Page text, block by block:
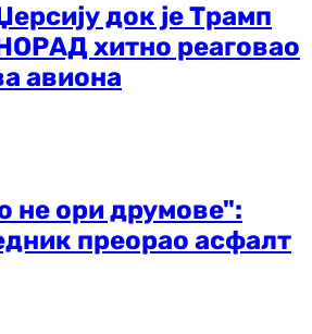
док је Трамп
хитно реаговао
авиона
не ори друмове":
преорао асфалт